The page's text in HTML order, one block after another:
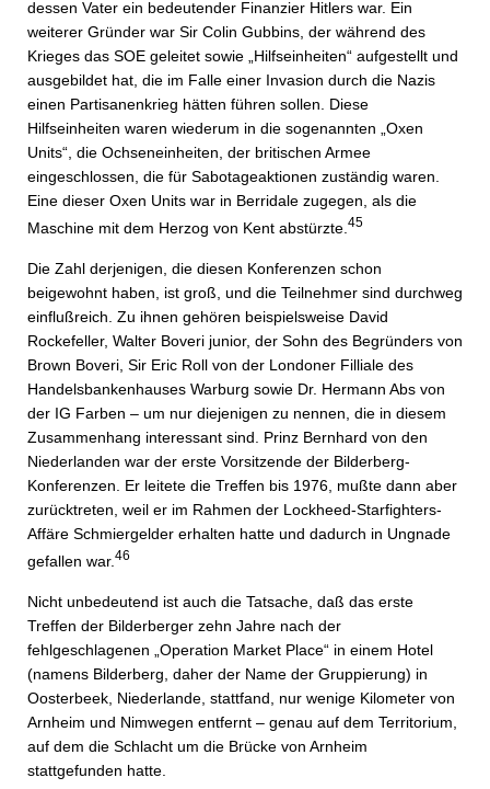
dessen Vater ein bedeutender Finanzier Hitlers war. Ein
weiterer Gründer war Sir Colin Gubbins, der während des
Krieges das SOE geleitet sowie „Hilfseinheiten“ aufgestellt und
ausgebildet hat, die im Falle einer Invasion durch die Nazis
einen Partisanenkrieg hätten führen sollen. Diese
Hilfseinheiten waren wiederum in die sogenannten „Oxen
Units“, die Ochseneinheiten, der britischen Armee
eingeschlossen, die für Sabotageaktionen zuständig waren.
Eine dieser Oxen Units war in Berridale zugegen, als die
Maschine mit dem Herzog von Kent abstürzte. 45
Die Zahl derjenigen, die diesen Konferenzen schon
beigewohnt haben, ist groß, und die Teilnehmer sind durchweg
einflußreich. Zu ihnen gehören beispielsweise David
Rockefeller, Walter Boveri junior, der Sohn des Begründers von
Brown Boveri, Sir Eric Roll von der Londoner Filliale des
Handelsbankenhauses Warburg sowie Dr. Hermann Abs von
der IG Farben – um nur diejenigen zu nennen, die in diesem
Zusammenhang interessant sind. Prinz Bernhard von den
Niederlanden war der erste Vorsitzende der Bilderberg-
Konferenzen. Er leitete die Treffen bis 1976, mußte dann aber
zurücktreten, weil er im Rahmen der Lockheed-Starfighters-
Affäre Schmiergelder erhalten hatte und dadurch in Ungnade
gefallen war. 46
Nicht unbedeutend ist auch die Tatsache, daß das erste
Treffen der Bilderberger zehn Jahre nach der
fehlgeschlagenen „Operation Market Place“ in einem Hotel
(namens Bilderberg, daher der Name der Gruppierung) in
Oosterbeek, Niederlande, stattfand, nur wenige Kilometer von
Arnheim und Nimwegen entfernt – genau auf dem Territorium,
auf dem die Schlacht um die Brücke von Arnheim
stattgefunden hatte.